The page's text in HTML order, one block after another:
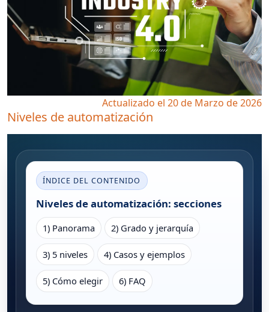
Actualizado el 20 de Marzo de 2026
Niveles de automatización
ÍNDICE DEL CONTENIDO
Niveles de automatización: secciones
1) Panorama 2) Grado y jerarquía
3) 5 niveles 4) Casos y ejemplos
5) Cómo elegir 6) FAQ